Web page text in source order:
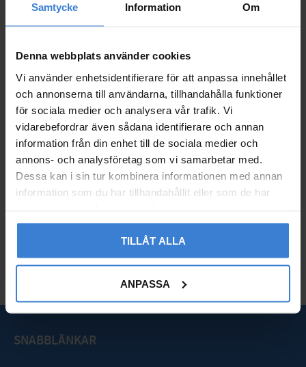
Samtycke Information Om
Denna webbplats använder cookies
Vi använder enhetsidentifierare för att anpassa innehållet
och annonserna till användarna, tillhandahålla funktioner
för sociala medier och analysera vår trafik. Vi
vidarebefordrar även sådana identifierare och annan
information från din enhet till de sociala medier och
annons- och analysföretag som vi samarbetar med.
Dessa kan i sin tur kombinera informationen med annan
information som du har tillhandahållit eller som de har
TILLÅT ALLA
ANPASSA
Geberit iCon Light Vask
Vandhanehul Højre 53c
4 335KR
Gem som favorit
Geberit iCon Light Vask
Vandhanehul Venstre 3
8cm Hvid
2 761KR
SNABBLÄNKAR